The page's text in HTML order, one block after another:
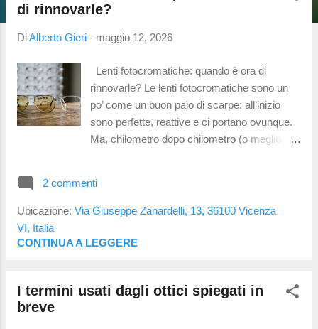
di rinnovarle?
DiAlberto Gieri - maggio 12, 2026
Lenti fotocromatiche: quando è ora di
rinnovarle? Le lenti fotocromatiche sono un
po’ come un buon paio di scarpe: all’inizio
sono perfette, reattive e ci portano ovunque.
Ma, chilometro dopo chilometro (o meglio,
mi chiedono: "Ma queste lenti Transitions
hanno una scadenza?" . Non c'è una data
in cui la lente smette di fare il suo lavoro
Transitions , Zeiss o Seiko è pazzesca, ma si
2 commenti
Ubicazione: Via Giuseppe Zanardelli, 13, 36100 Vicenza
VI, Italia
CONTINUA A LEGGERE
I termini usati dagli ottici spiegati in
breve